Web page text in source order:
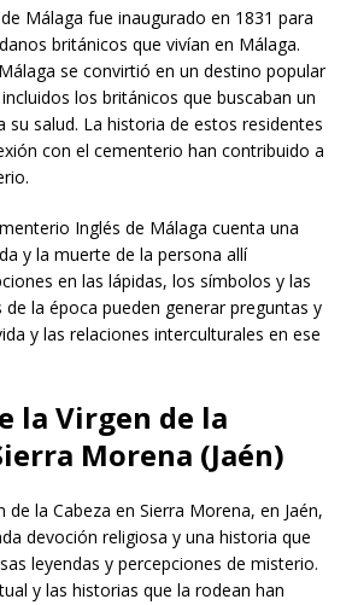
Málaga fue inaugurado en 1831 para
británicos que vivían en Málaga.
se convirtió en un destino popular
los británicos que buscaban un
su salud. La historia de estos residentes
con el cementerio han contribuido a
Inglés de Málaga cuenta una
y la muerte de la persona allí
en las lápidas, los símbolos y las
la época pueden generar preguntas y
y las relaciones interculturales en ese
la Virgen de la
Morena (Jaén)
de la Cabeza en Sierra Morena, en Jaén,
devoción religiosa y una historia que
leyendas y percepciones de misterio.
y las historias que la rodean han